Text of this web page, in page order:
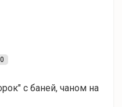
с баней, чаном на